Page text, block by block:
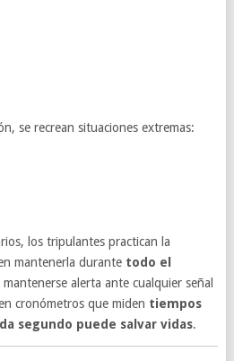
se recrean situaciones extremas:
los tripulantes practican la
mantenerla durante todo el
mantenerse alerta ante cualquier señal
cronómetros que miden tiempos
segundo puede salvar vidas.